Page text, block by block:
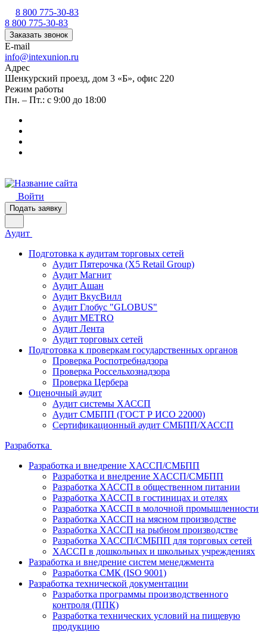
8 800 775-30-83
8 800 775-30-83
Заказать звонок
E-mail
info@intexunion.ru
Адрес
Шенкурский проезд, дом 3 «Б», офис 220
Режим работы
Пн. – Пт.: с 9:00 до 18:00
Войти
Подать заявку
Аудит
Подготовка к аудитам торговых сетей
Аудит Пятерочка (X5 Retail Group)
Аудит Магнит
Аудит Ашан
Аудит ВкусВилл
Аудит Глобус "GLOBUS"
Аудит METRO
Аудит Лента
Аудит торговых сетей
Подготовка к проверкам государственных органов
Проверка Роспотребнадзора
Проверка Россельхознадзора
Проверка Цербера
Оценочный аудит
Аудит системы ХАССП
Аудит СМБПП (ГОСТ Р ИСО 22000)
Сертификационный аудит СМБПП/ХАССП
Разработка
Разработка и внедрение ХАССП/СМБПП
Разработка и внедрение ХАССП/СМБПП
Разработка ХАССП в общественном питании
Разработка ХАССП в гостиницах и отелях
Разработка ХАССП в молочной промышленности
Разработка ХАССП на мясном производстве
Разработка ХАССП на рыбном производстве
Разработка ХАССП/СМБПП для торговых сетей
ХАССП в дошкольных и школьных учреждениях
Разработка и внедрение систем менеджмента
Разработка СМК (ISO 9001)
Разработка технической документации
Разработка программы производственного
контроля (ППК)
Разработка технических условий на пищевую
продукцию